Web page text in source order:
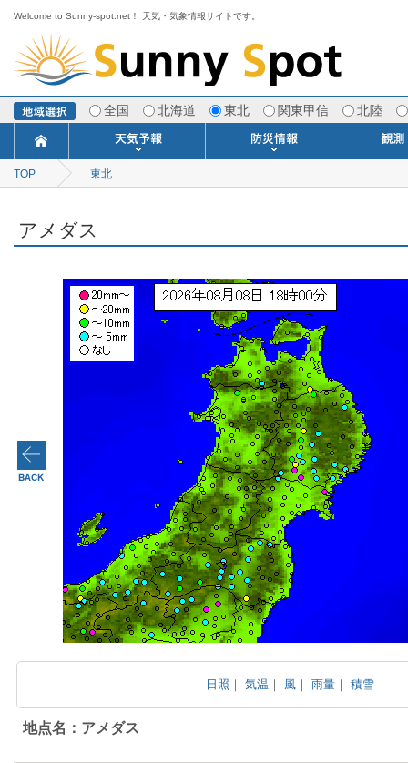
Welcome to Sunny-spot.net！ 天気・気象情報サイトです。
全国 北海道 東北 関東甲信 北陸
今日明日の天気
寒・暖候期予報
TOP 東北
アメダス
日照 ｜気温 ｜ 風 ｜雨量 ｜積雪
地点名：アメダス